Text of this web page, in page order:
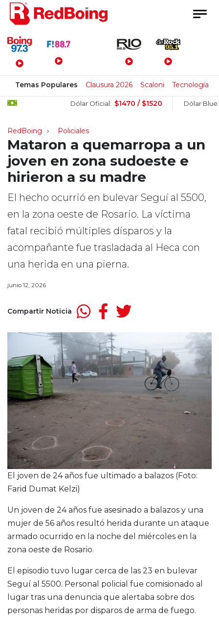
Menú Principal
Temas Populares Clausura 2026 Scaloni Tecnología
Dólar Oficial: $1470 / $1520 Dólar Blue:
RedBoing Policiales
Mataron a quemarropa a un
joven en zona sudoeste e
hirieron a su madre
El hecho ocurrió en bulevar Seguí al 5500,
en la zona oeste de Rosario. La víctima
fatal recibió múltiples disparos y la
acompañante fue trasladada al Heca con
una herida en una pierna.
junio 12, 2026
Compartir Noticia
El joven de 24 años fue ultimado a balazos (Foto:
Farid Dumat Kelzi)
Un joven de 24 años fue asesinado a balazos y una
mujer de 56 años resultó herida durante un ataque
armado ocurrido en la noche del miércoles en la
zona oeste de Rosario.
El episodio tuvo lugar cerca de las 23 en bulevar
Seguí al 5500. Personal policial fue comisionado al
lugar tras una denuncia que alertaba sobre dos
personas heridas por disparos de arma de fuego.